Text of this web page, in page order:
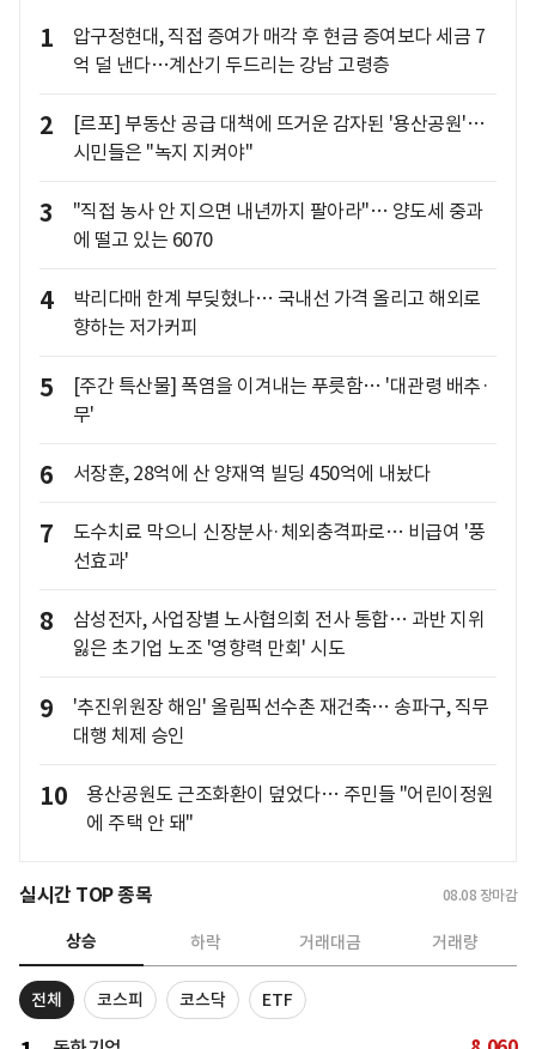
1
압구정현대, 직접 증여가 매각 후 현금 증여보다 세금 7
억 덜 낸다…계산기 두드리는 강남 고령층
2
[르포] 부동산 공급 대책에 뜨거운 감자된 '용산공원'…
시민들은 "녹지 지켜야"
3
"직접 농사 안 지으면 내년까지 팔아라"… 양도세 중과
에 떨고 있는 6070
4
박리다매 한계 부딪혔나… 국내선 가격 올리고 해외로
향하는 저가커피
5
[주간 특산물] 폭염을 이겨내는 푸릇함… '대관령 배추·
무'
6 서장훈, 28억에 산 양재역 빌딩 450억에 내놨다
7
도수치료 막으니 신장분사·체외충격파로… 비급여 '풍
선효과'
8
삼성전자, 사업장별 노사협의회 전사 통합… 과반 지위
잃은 초기업 노조 '영향력 만회' 시도
9
'추진위원장 해임' 올림픽선수촌 재건축… 송파구, 직무
대행 체제 승인
10
용산공원도 근조화환이 덮었다… 주민들 "어린이정원
에 주택 안 돼"
실시간 TOP 종목 08.08 장마감
상승 하락 거래대금 거래량
전체 코스피 코스닥 ETF